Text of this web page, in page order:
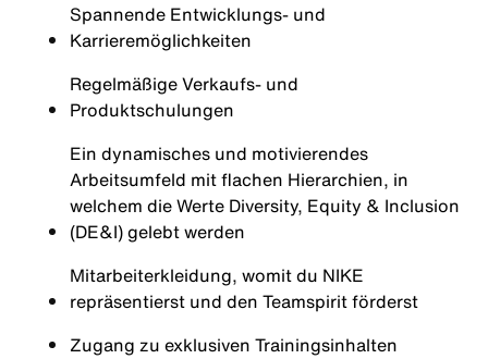
Spannende Entwicklungs- und
Karrieremöglichkeiten
Regelmäßige Verkaufs- und
Produktschulungen
Ein dynamisches und motivierendes
Arbeitsumfeld mit flachen Hierarchien, in
welchem die Werte Diversity, Equity & Inclusion
(DE&I) gelebt werden
Mitarbeiterkleidung, womit du NIKE
repräsentierst und den Teamspirit förderst
Zugang zu exklusiven Trainingsinhalten